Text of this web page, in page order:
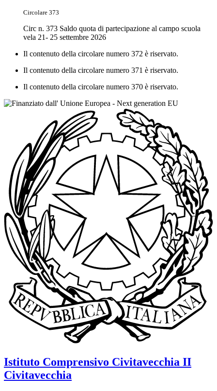
Circolare 373
Circ n. 373 Saldo quota di partecipazione al campo scuola
vela 21- 25 settembre 2026
Il contenuto della circolare numero 372 è riservato.
Il contenuto della circolare numero 371 è riservato.
Il contenuto della circolare numero 370 è riservato.
Istituto Comprensivo Civitavecchia II
Civitavecchia